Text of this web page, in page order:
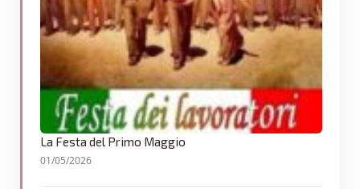
La Festa del Primo Maggio
01/05/2026